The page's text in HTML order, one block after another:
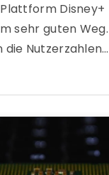
sehr guten
Nutzerzahlen…